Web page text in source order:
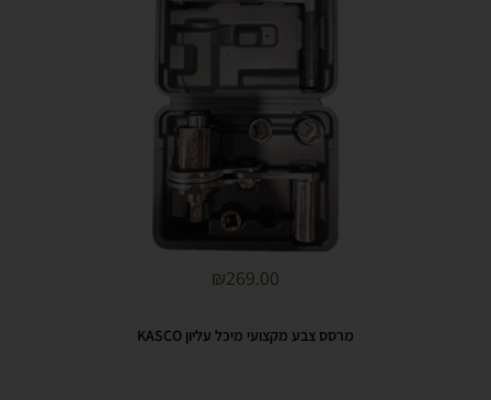
₪269.00
מרסס צבע מקצועי מיכל עליון KASCO